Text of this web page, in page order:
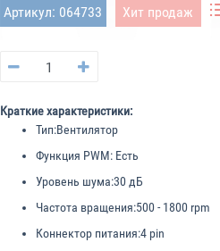
Артикул: 064733 Хит продаж
Краткие характеристики:
Тип:Вентилятор
Функция PWM:Есть
Уровень шума:30 дБ
Частота вращения:500 - 1800 rpm
Коннектор питания:4 pin